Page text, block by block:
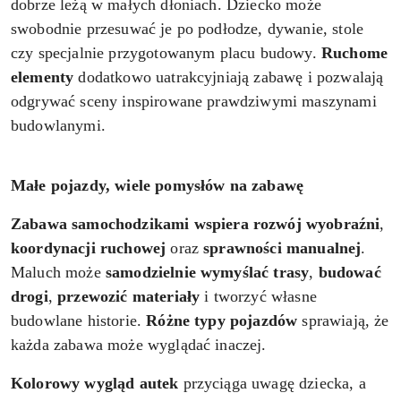
dobrze leżą w małych dłoniach. Dziecko może
swobodnie przesuwać je po podłodze, dywanie, stole
czy specjalnie przygotowanym placu budowy. Ruchome
elementy dodatkowo uatrakcyjniają zabawę i pozwalają
odgrywać sceny inspirowane prawdziwymi maszynami
budowlanymi.
Małe pojazdy, wiele pomysłów na zabawę
Zabawa samochodzikami wspiera rozwój wyobraźni,
koordynacji ruchowej orazsprawności manualnej.
Maluch może samodzielnie wymyślać trasy, budować
drogi,przewozić materiały i tworzyć własne
budowlane historie.Różne typy pojazdów sprawiają, że
każda zabawa może wyglądać inaczej.
Kolorowy wygląd autek przyciąga uwagę dziecka, a